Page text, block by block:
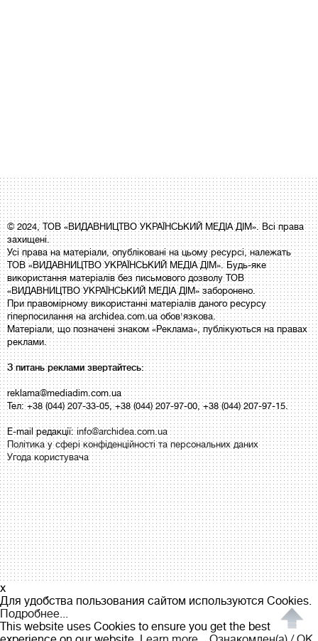
© 2024, ТОВ «ВИДАВНИЦТВО УКРАЇНСЬКИЙ МЕДІА ДІМ». Всі права
захищені.
Усі права на матеріали, опубліковані на цьому ресурсі, належать
ТОВ «ВИДАВНИЦТВО УКРАЇНСЬКИЙ МЕДІА ДІМ». Будь-яке
використання матеріалів без письмового дозволу ТОВ
«ВИДАВНИЦТВО УКРАЇНСЬКИЙ МЕДІА ДІМ» заборонено.
При правомірному використанні матеріалів даного ресурсу
гіперпосилання на archidea.com.ua обов'язкова.
Матеріали, що позначені знаком «Реклама», публікуються на правах
реклами.
З питань реклами звертайтесь:
reklama@mediadim.com.ua
Тел: +38 (044) 207-33-05, +38 (044) 207-97-00, +38 (044) 207-97-15.
E-mail редакції:info@archidea.com.ua
Політика у сфері конфіденційності та персональних даних
Угода користувача
x
Для удобства пользования сайтом используются Cookies.
Подробнее...
This website uses Cookies to ensure you get the best